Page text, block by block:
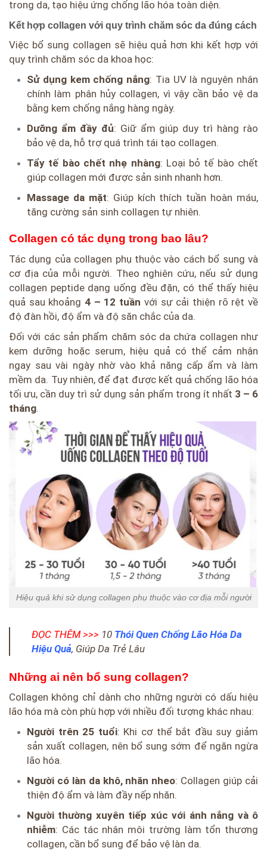
trong da, tạo hiệu ứng chống lão hóa toàn diện.
Kết hợp collagen với quy trình chăm sóc da đúng cách
Việc bổ sung collagen sẽ hiệu quả hơn khi kết hợp với
quy trình chăm sóc da khoa học:
Sử dụng kem chống nắng: Tia UV là nguyên nhân
chính làm phân hủy collagen, vì vậy cần bảo vệ da
bằng kem chống nắng hàng ngày.
Dưỡng ẩm đầy đủ: Giữ ẩm giúp duy trì hàng rào
bảo vệ da, hỗ trợ quá trình tái tạo collagen.
Tẩy tế bào chết nhẹ nhàng: Loại bỏ tế bào chết
giúp collagen mới được sản sinh nhanh hơn.
Massage da mặt: Giúp kích thích tuần hoàn máu,
tăng cường sản sinh collagen tự nhiên.
Collagen có tác dụng trong bao lâu?
Tác dụng của collagen phụ thuộc vào cách bổ sung và
cơ địa của mỗi người. Theo nghiên cứu, nếu sử dụng
collagen peptide dạng uống đều đặn, có thể thấy hiệu
quả sau khoảng 4 – 12 tuần với sự cải thiện rõ rệt về
độ đàn hồi, độ ẩm và độ săn chắc của da.
Đối với các sản phẩm chăm sóc da chứa collagen như
kem dưỡng hoặc serum, hiệu quả có thể cảm nhận
ngay sau vài ngày nhờ vào khả năng cấp ẩm và làm
mềm da. Tuy nhiên, để đạt được kết quả chống lão hóa
tối ưu, cần duy trì sử dụng sản phẩm trong ít nhất 3 – 6
tháng.
Hiệu quả khi sử dụng collagen phụ thuộc vào cơ địa mỗi người
ĐỌC THÊM >>> 10 Thói Quen Chống Lão Hóa Da
Hiệu Quả, Giúp Da Trẻ Lâu
Những ai nên bổ sung collagen?
Collagen không chỉ dành cho những người có dấu hiệu
lão hóa mà còn phù hợp với nhiều đối tượng khác nhau:
Người trên 25 tuổi: Khi cơ thể bắt đầu suy giảm
sản xuất collagen, nên bổ sung sớm để ngăn ngừa
lão hóa.
Người có làn da khô, nhăn nheo: Collagen giúp cải
thiện độ ẩm và làm đầy nếp nhăn.
Người thường xuyên tiếp xúc với ánh nắng và ô
nhiễm: Các tác nhân môi trường làm tổn thương
collagen, cần bổ sung để bảo vệ làn da.